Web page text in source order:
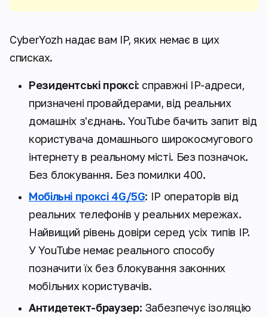
CyberYozh надає вам IP, яких немає в цих
списках.
Резидентські проксі: справжні IP-адреси,
призначені провайдерами, від реальних
домашніх з'єднань. YouTube бачить запит від
користувача домашнього широкосмугового
інтернету в реальному місті. Без позначок.
Без блокування. Без помилки 400.
Мобільні проксі 4G/5G: IP операторів від
реальних телефонів у реальних мережах.
Найвищий рівень довіри серед усіх типів IP.
У YouTube немає реального способу
позначити їх без блокування законних
мобільних користувачів.
Антидетект-браузер: Забезпечує ізоляцію